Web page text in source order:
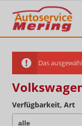
Das
Verfügbarkeit, Art